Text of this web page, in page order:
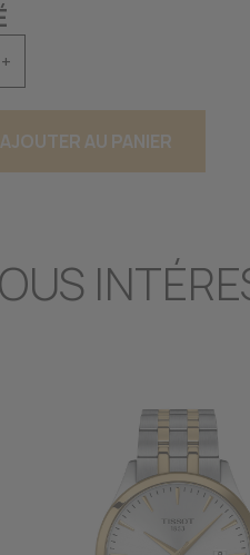
+
AJOUTER AU PANIER